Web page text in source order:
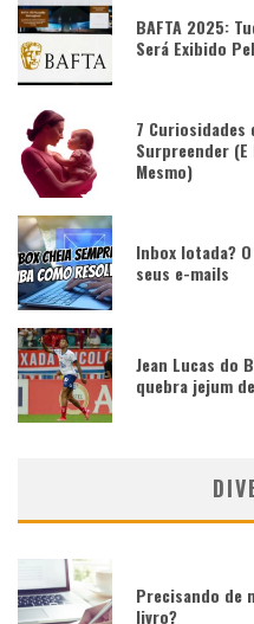
BAFTA 2025:
Será Exibido
7 Curiosidades
Surpreender (E
Mesmo)
Inbox lotada?
seus e-mails
Jean Lucas do
quebra jejum
Precisando de
livro?